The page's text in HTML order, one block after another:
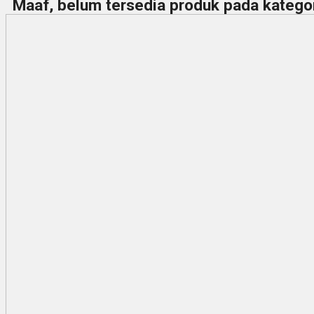
Maaf, belum tersedia produk pada